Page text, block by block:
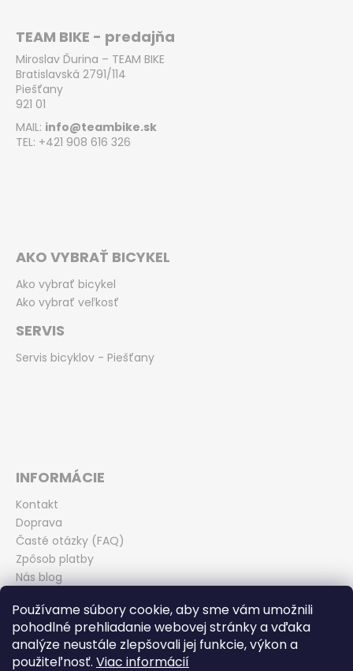
Používame súbory cookie, aby sme vám umožnili
pohodlné prehliadanie webovej stránky a vďaka
analýze neustále zlepšovali jej funkcie, výkon a
použiteľnosť. Viac informácií
TEAM BIKE - predajňa
Miroslav Ďurina – TEAM BIKE
Bratislavská 2791/114
Piešťany
921 01
MAIL: info@teambike.sk
TEL: +421 908 616 326
AKO VYBRAŤ BICYKEL
Ako vybrať bicykel
Ako vybrať veľkosť
SERVIS
Servis bicyklov - Piešťany
INFORMÁCIE
Kontakt
Doprava
Časté otázky (FAQ)
Zpôsob platby
Nás blog
Zásady ochrany osobných údajov
Odstúpenie od kúpnej zmluvy